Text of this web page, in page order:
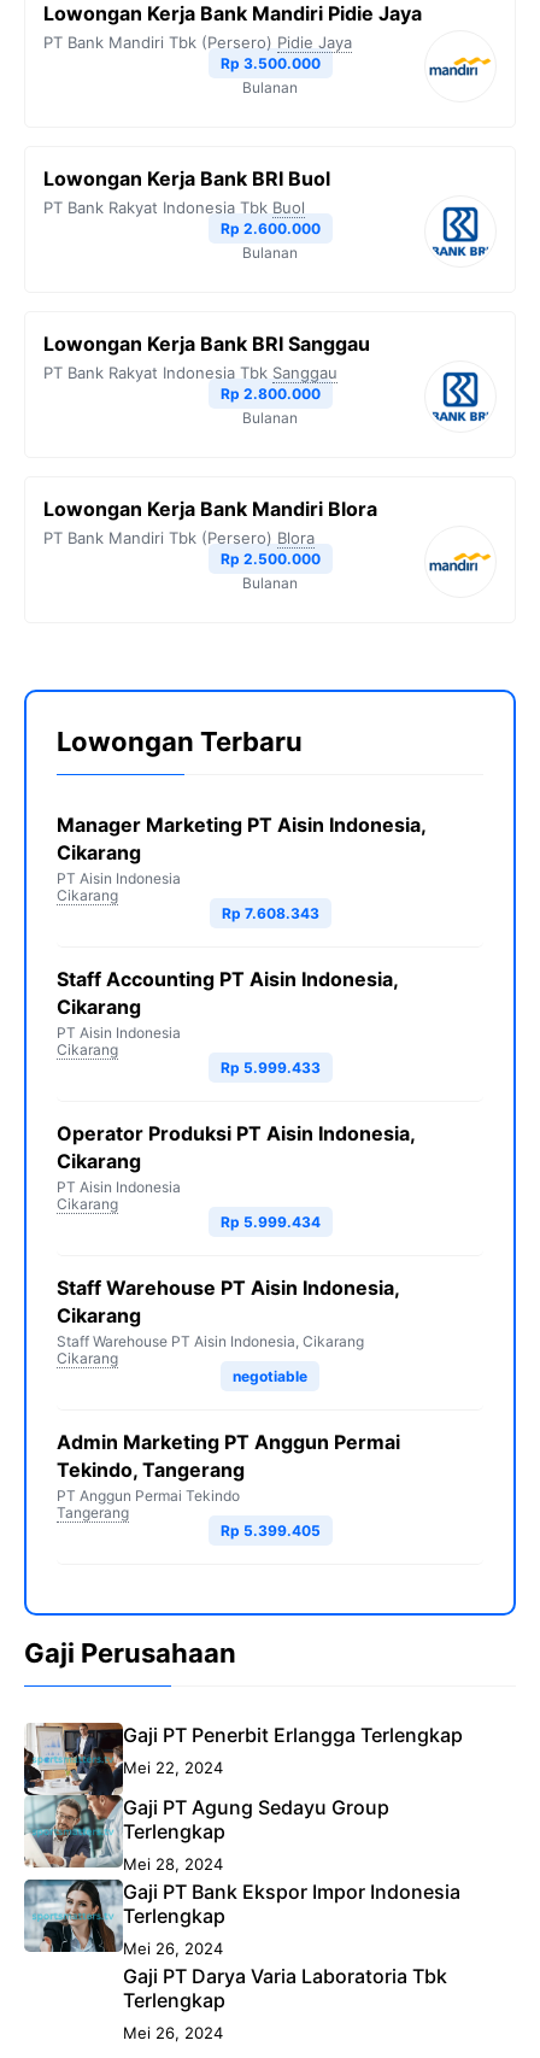
Lowongan Kerja Bank Mandiri Pidie Jaya
PT Bank Mandiri Tbk (Persero) Pidie Jaya
Rp 3.500.000
Bulanan
Lowongan Kerja Bank BRI Buol
PT Bank Rakyat Indonesia Tbk Buol
Rp 2.600.000
Bulanan
Lowongan Kerja Bank BRI Sanggau
PT Bank Rakyat Indonesia Tbk Sanggau
Rp 2.800.000
Bulanan
Lowongan Kerja Bank Mandiri Blora
PT Bank Mandiri Tbk (Persero) Blora
Rp 2.500.000
Bulanan
Lowongan Terbaru
Manager Marketing PT Aisin Indonesia,
Cikarang
PT Aisin Indonesia
Cikarang
Rp 7.608.343
Staff Accounting PT Aisin Indonesia,
Cikarang
PT Aisin Indonesia
Cikarang
Rp 5.999.433
Operator Produksi PT Aisin Indonesia,
Cikarang
PT Aisin Indonesia
Cikarang
Rp 5.999.434
Staff Warehouse PT Aisin Indonesia,
Cikarang
Staff Warehouse PT Aisin Indonesia, Cikarang
Cikarang
negotiable
Admin Marketing PT Anggun Permai
Tekindo, Tangerang
PT Anggun Permai Tekindo
Tangerang
Rp 5.399.405
Gaji Perusahaan
Gaji PT Penerbit Erlangga Terlengkap
Mei 22, 2024
Gaji PT Agung Sedayu Group
Terlengkap
Mei 28, 2024
Gaji PT Bank Ekspor Impor Indonesia
Terlengkap
Mei 26, 2024
Gaji PT Darya Varia Laboratoria Tbk
Terlengkap
Mei 26, 2024